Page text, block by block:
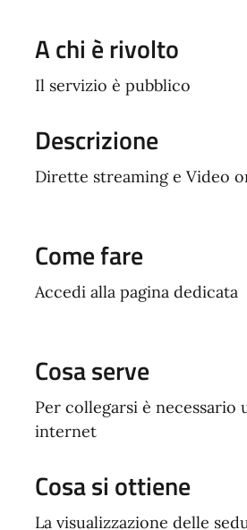
A chi è rivolto
Il servizio è pubblico
Descrizione
Dirette streaming e Video
Come fare
Accedi alla pagina dedicata
Cosa serve
Per collegarsi è
internet
Cosa si ottiene
La visualizzazione delle